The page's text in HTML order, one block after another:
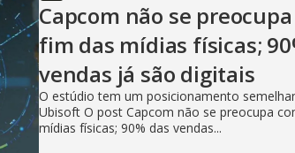
Capcom não se
fim das mídias físicas;
vendas já são digitais
O estúdio tem um posicionamento
Ubisoft O post Capcom não se preocupa
mídias físicas; 90% das vendas...